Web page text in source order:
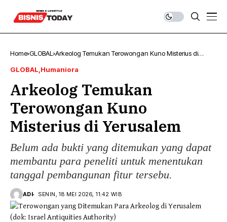
Home GLOBAL Arkeolog Temukan Terowongan Kuno Misterius di
GLOBAL Humaniora
Arkeolog Temukan
Terowongan Kuno
Misterius di Yerusalem
Belum ada bukti yang ditemukan yang dapat
membantu para peneliti untuk menentukan
tanggal pembangunan fitur tersebu.
ADI SENIN, 18 MEI 2026, 11:42 WIB